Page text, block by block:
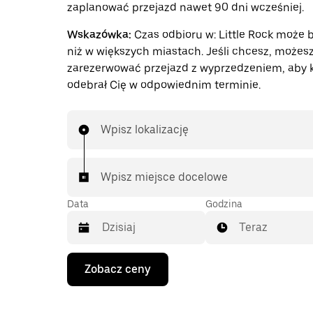
zaplanować przejazd nawet 90 dni wcześniej.
Wskazówka: Czas odbioru w: Little Rock może
niż w większych miastach. Jeśli chcesz, możesz
zarezerwować przejazd z wyprzedzeniem, aby
odebrał Cię w odpowiednim terminie.
Wpisz lokalizację
Wpisz miejsce docelowe
Data
Naciśnij
klawisz
strzałki
Godzina
Teraz
Zobacz ceny